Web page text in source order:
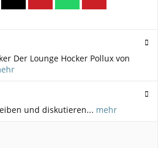
Der Lounge Hocker Pollux von
und diskutieren... mehr